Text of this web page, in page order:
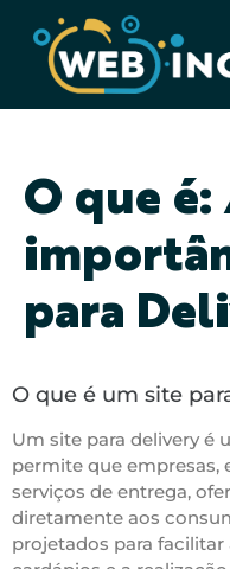
O que é:
para
O que é um site
Um site para delivery é
permite que empresas,
serviços de entrega,
diretamente aos
projetados para facilitar